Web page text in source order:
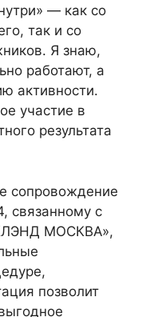
— как со
так и со
Я знаю,
работают, а
активности.
участие в
результата
сопровождение
связанному с
МОСКВА»,
позволит